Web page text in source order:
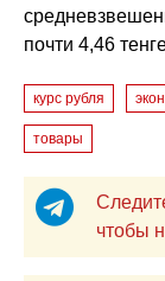
почти 4,46
курс рубля
товары